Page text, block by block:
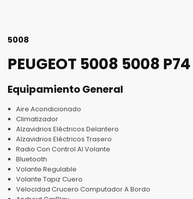
5008
PEUGEOT 5008 5008
Equipamiento General
Aire Acondicionado
Climatizador
Alzavidrios Eléctricos Delantero
Alzavidrios Eléctricos Trasero
Radio Con Control Al Volante
Bluetooth
Volante Regulable
Volante Tapiz Cuero
Velocidad Crucero Computador A Bordo